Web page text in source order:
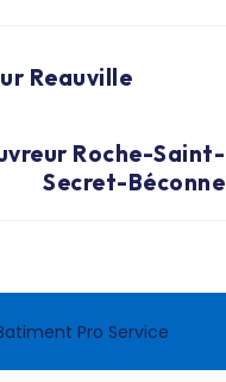
Reauville
Roche-Saint-
Secret-Béconne